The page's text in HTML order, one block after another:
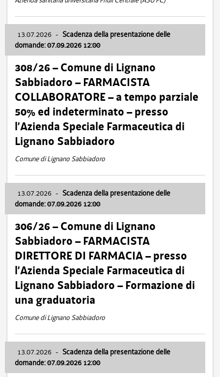
13.07.2026 - Scadenza della presentazione delle
domande: 07.09.2026 12:00
308/26 – Comune di Lignano
Sabbiadoro – FARMACISTA
COLLABORATORE – a tempo parziale
50% ed indeterminato – presso
l’Azienda Speciale Farmaceutica di
Lignano Sabbiadoro
Comune di Lignano Sabbiadoro
13.07.2026 - Scadenza della presentazione delle
domande: 07.09.2026 12:00
306/26 – Comune di Lignano
Sabbiadoro – FARMACISTA
DIRETTORE DI FARMACIA – presso
l’Azienda Speciale Farmaceutica di
Lignano Sabbiadoro – Formazione di
una graduatoria
Comune di Lignano Sabbiadoro
13.07.2026 - Scadenza della presentazione delle
domande: 07.09.2026 12:00